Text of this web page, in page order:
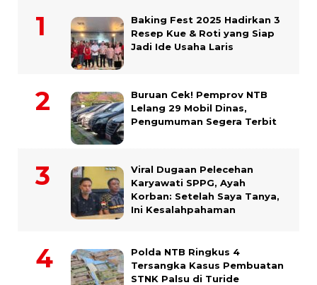
Baking Fest 2025 Hadirkan 3
Resep Kue & Roti yang Siap
Jadi Ide Usaha Laris
Buruan Cek! Pemprov NTB
Lelang 29 Mobil Dinas,
Pengumuman Segera Terbit
Viral Dugaan Pelecehan
Karyawati SPPG, Ayah
Korban: Setelah Saya Tanya,
Ini Kesalahpahaman
Polda NTB Ringkus 4
Tersangka Kasus Pembuatan
STNK Palsu di Turide